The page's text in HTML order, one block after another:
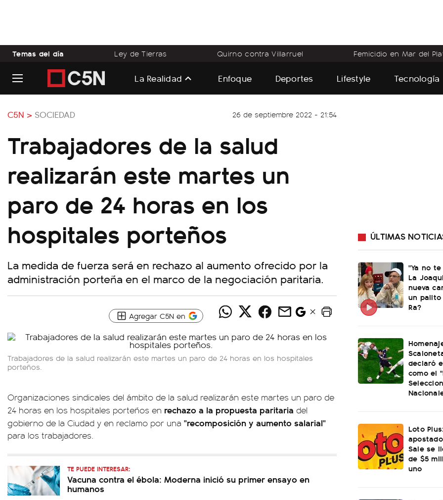
Temas del día Ley de Tierras Quirno contra Villarruel Femicidio en Mar del
La Realidad Enfoque Deportes Lifestyle Tecnología
C5N > SOCIEDAD 26 de septiembre 2022 - 21:54
Trabajadores de la salud
realizarán este martes un
paro de 24 horas en los
hospitales porteños
La medida de fuerza será en rechazo al aumento ofrecido por la
administración porteña en el marco de la negociación paritaria.
Agregar C5N en
Trabajadores de la salud realizarán este martes un paro de 24 horas en los hospitales
porteños.
Organizaciones sindicales del ámbito de la salud realizarán este martes un paro de
24 horas en los hospitales porteños en rechazo a la propuesta paritaria del
gobierno de la Ciudad y en reclamo por una "recomposición y aumento salarial"
para los trabajadores.
TE PUEDE INTERESAR:
Vacuna contra el ébola: Moderna inició su primer ensayo en
humanos
ÚLTIMAS
"Ya no
La
nueva
un palito
Ra?
declaró
como el
Loto
Sale se
de $5
uno